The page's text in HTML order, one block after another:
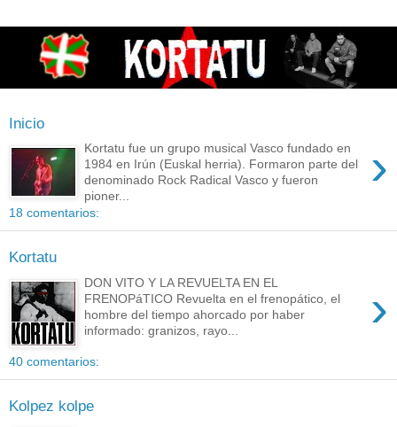
Inicio
›
Kortatu fue un grupo musical Vasco fundado en
1984 en Irún (Euskal herria). Formaron parte del
denominado Rock Radical Vasco y fueron
pioner...
18 comentarios:
Kortatu
›
DON VITO Y LA REVUELTA EN EL
FRENOPáTICO Revuelta en el frenopático, el
hombre del tiempo ahorcado por haber
informado: granizos, rayo...
40 comentarios:
Kolpez kolpe